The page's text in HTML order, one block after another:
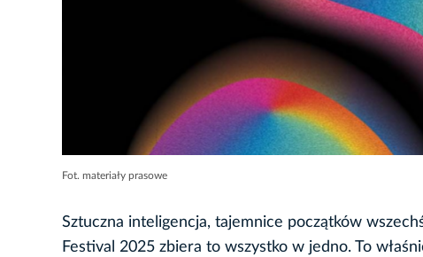
Fot. materiały prasowe
Sztuczna inteligencja, tajemnice początków
Festival 2025 zbiera to wszystko w jedno. To